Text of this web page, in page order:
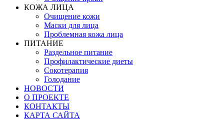
КОЖА ЛИЦА
Очищение кожи
Маски для лица
Проблемная кожа лица
ПИТАНИЕ
Раздельное питание
Профилактические диеты
Сокотерапия
Голодание
НОВОСТИ
О ПРОЕКТЕ
КОНТАКТЫ
КАРТА САЙТА